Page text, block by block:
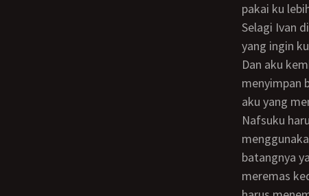
pakai ku
Selagi Ivan di dapur. Aku kembali mengubek-ubek lemarinya untuk mencari hal-hal lain
yang ingin
Dan aku
menyimpan
aku yang
Nafsuku harus selesai. Aku masih bingung menemukan cara agar Ivan mengerti
batangnya
meremas